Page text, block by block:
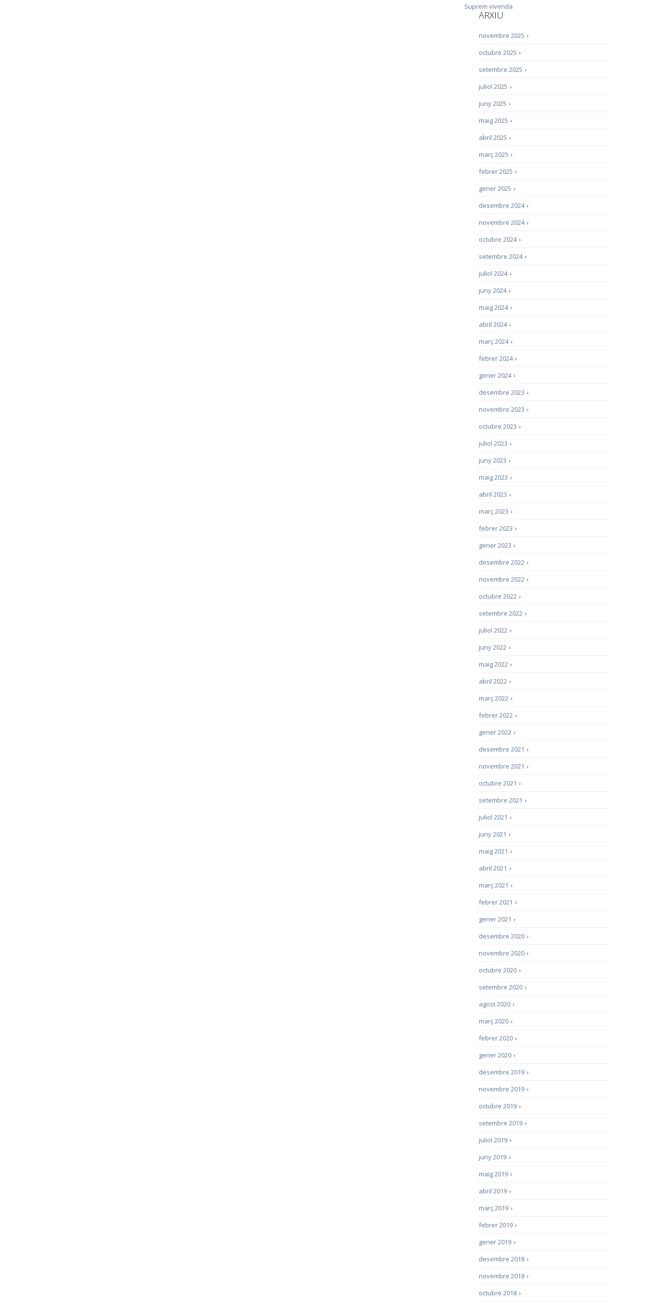
Suprem vivenda
ARXIU
›
novembre 2025
›
octubre 2025
›
setembre 2025
›
juliol 2025
›
juny 2025
›
maig 2025
›
abril 2025
›
març 2025
›
febrer 2025
›
gener 2025
›
desembre 2024
›
novembre 2024
›
octubre 2024
›
setembre 2024
›
juliol 2024
›
juny 2024
›
maig 2024
›
abril 2024
›
març 2024
›
febrer 2024
›
gener 2024
›
desembre 2023
›
novembre 2023
›
octubre 2023
›
juliol 2023
›
juny 2023
›
maig 2023
›
abril 2023
›
març 2023
›
febrer 2023
›
gener 2023
›
desembre 2022
›
novembre 2022
›
octubre 2022
›
setembre 2022
›
juliol 2022
›
juny 2022
›
maig 2022
›
abril 2022
›
març 2022
›
febrer 2022
›
gener 2022
›
desembre 2021
›
novembre 2021
›
octubre 2021
›
setembre 2021
›
juliol 2021
›
juny 2021
›
maig 2021
›
abril 2021
›
març 2021
›
febrer 2021
›
gener 2021
›
desembre 2020
›
novembre 2020
›
octubre 2020
›
setembre 2020
›
agost 2020
›
març 2020
›
febrer 2020
›
gener 2020
›
desembre 2019
›
novembre 2019
›
octubre 2019
›
setembre 2019
›
juliol 2019
›
juny 2019
›
maig 2019
›
abril 2019
›
març 2019
›
febrer 2019
›
gener 2019
›
desembre 2018
›
novembre 2018
›
octubre 2018